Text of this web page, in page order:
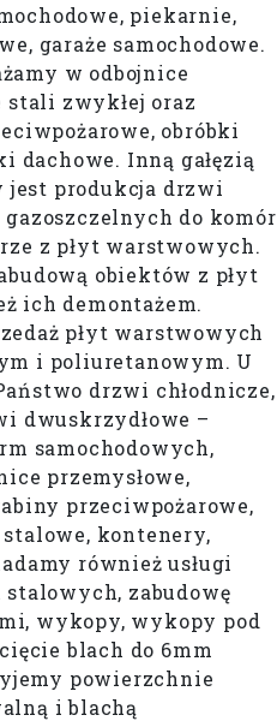
piekarnie,
garaże samochodowe.
w odbojnice
stali zwykłej oraz
obróbki
Inną gałęzią
jest produkcja drzwi
do komór
z płyt warstwowych.
obiektów z płyt
ich demontażem.
płyt warstwowych
i poliuretanowym. U
drzwi chłodnicze,
dwuskrzydłowe –
samochodowych,
przemysłowe,
przeciwpożarowe,
kontenery,
również usługi
zabudowę
wykopy, wykopy pod
blach do 6mm
powierzchnie
i blachą